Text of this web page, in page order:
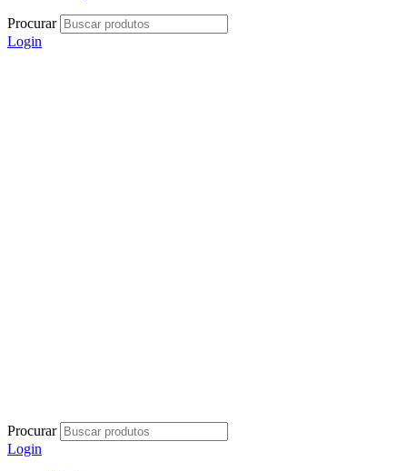
Procurar
Login
Procurar
Login